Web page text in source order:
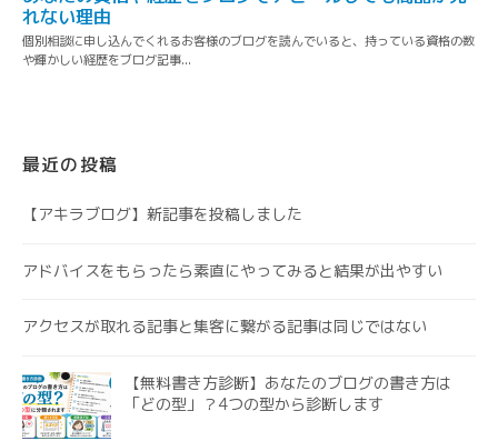
最近の投稿
【アキラブログ】新記事を投稿しました
アドバイスをもらったら素直にやってみると結果が出やすい
アクセスが取れる記事と集客に繋がる記事は同じではない
【無料書き方診断】あなたのブログの書き方は
「どの型」？4つの型から診断します